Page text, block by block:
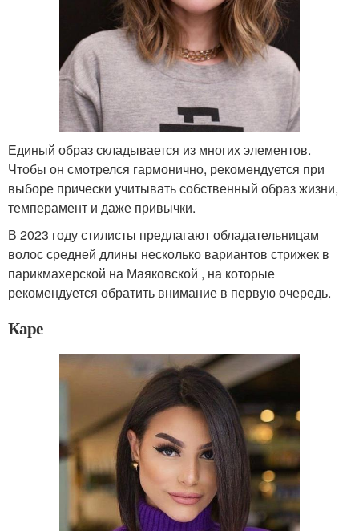
Единый образ складывается из многих элементов.
Чтобы он смотрелся гармонично, рекомендуется при
выборе прически учитывать собственный образ жизни,
темперамент и даже привычки.
В 2023 году стилисты предлагают обладательницам
волос средней длины несколько вариантов стрижек в
парикмахерской на Маяковской , на которые
рекомендуется обратить внимание в первую очередь.
Каре